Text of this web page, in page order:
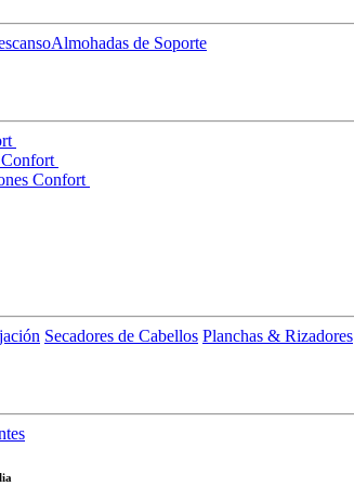
Almohadas de Soporte
Confort
Secadores de Cabellos Planchas & Rizadores